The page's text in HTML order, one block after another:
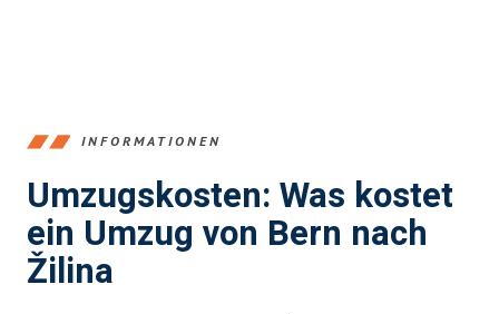
INFORMATIONEN
Umzugskosten: Was kostet
ein Umzug von Bern nach
Žilina